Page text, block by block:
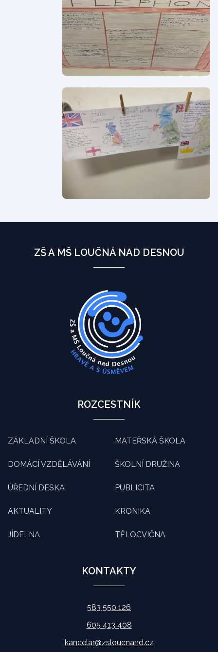
ZŠ A MŠ LOUČNÁ NAD DESNOU
ROZCESTNÍK
ZÁKLADNÍ ŠKOLA MATEŘSKÁ ŠKOLA
DOMÁCÍ VZDĚLÁVÁNÍ ŠKOLNÍ DRUŽINA
ÚŘEDNÍ DESKA PUBLICITA
AKTUALITY KRONIKA
JÍDELNA TĚLOCVIČNA
KONTAKTY
583 550 126
605 413 408
kancelar@zsloucnand.cz